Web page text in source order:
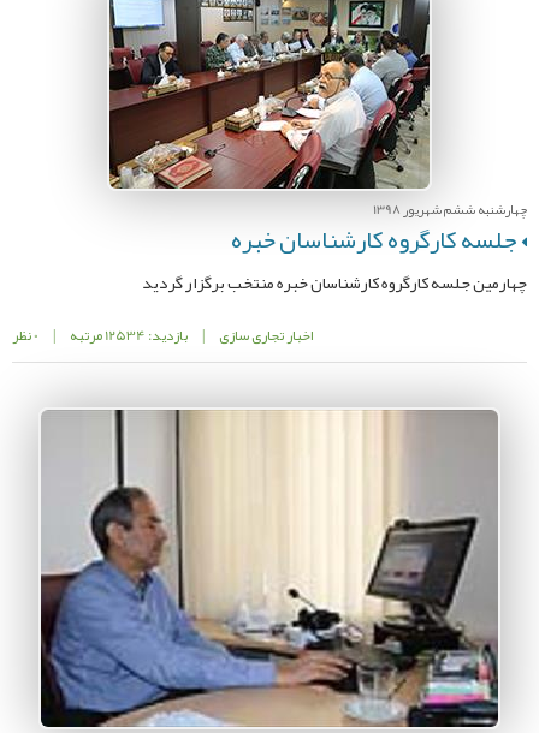
چهارشنبه ششم شهریور 1398
جلسه کارگروه کارشناسان خبره
چهارمین جلسه کارگروه کارشناسان خبره منتخب برگزار گردید
اخبار تجاری سازی | بازدید: 12534 مرتبه | 0 نظر